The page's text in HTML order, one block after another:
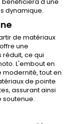
dynamique.
de matériaux
une
réduit, ce qui
L'embout en
tout en
de pointe
assurant ainsi
soutenue.